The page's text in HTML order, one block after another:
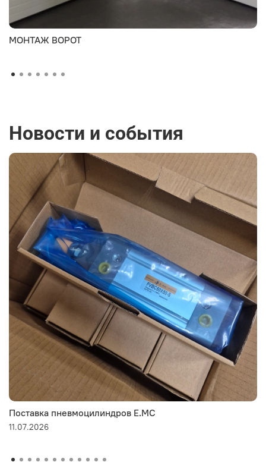
МОНТАЖ ВОРОТ
Новости и события
Поставка пневмоцилиндров E.MC
11.07.2026